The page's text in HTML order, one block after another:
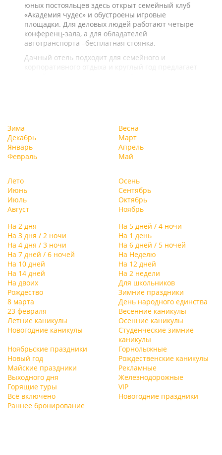
юных постояльцев здесь открыт семейный клуб
«Академия чудес» и обустроены игровые
площадки. Для деловых людей работают четыре
конференц-зала, а для обладателей
автотранспорта –бесплатная стоянка.
Дачный отель подходит для семейного и
корпоративного отдыха и круглый год предлагает
Зима
Декабрь
Январь
Февраль
Весна
Март
Апрель
Май
Лето
Июнь
Июль
Август
Осень
Сентябрь
Октябрь
Ноябрь
На 2 дня
На 5 дней / 4 ночи
На 3 дня / 2 ночи
На 1 день
На 4 дня / 3 ночи
На 6 дней / 5 ночей
На 7 дней / 6 ночей
На Неделю
На 10 дней
На 12 дней
На 14 дней
На 2 недели
На двоих
Для школьников
Рождество
Зимние праздники
8 марта
День народного единства
23 февраля
Весенние каникулы
Летние каникулы
Осенние каникулы
Новогодние каникулы
Студенческие зимние
каникулы
Ноябрьские праздники
Горнолыжные
Новый год
Рождественские каникулы
Майские праздники
Рекламные
Выходного дня
Железнодорожные
Горящие туры
VIP
Всё включено
Новогодние праздники
Раннее бронирование